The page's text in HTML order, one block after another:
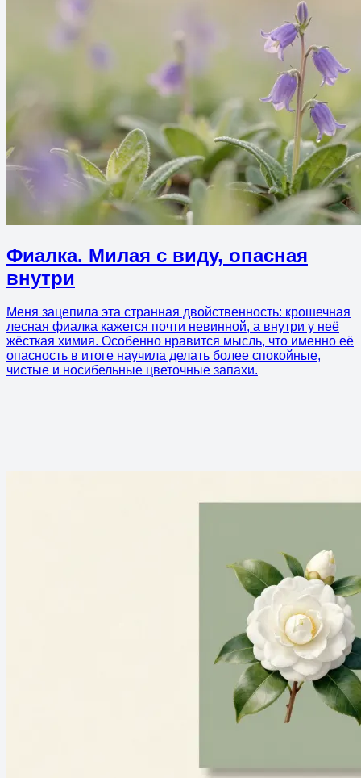
Фиалка. Милая с виду, опасная
внутри
Меня зацепила эта странная двойственность: крошечная
лесная фиалка кажется почти невинной, а внутри у неё
жёсткая химия. Особенно нравится мысль, что именно её
опасность в итоге научила делать более спокойные,
чистые и носибельные цветочные запахи.